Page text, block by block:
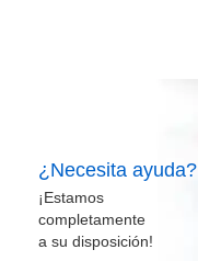
¿Necesita ayuda?
¡Estamos
completamente
a su disposición!